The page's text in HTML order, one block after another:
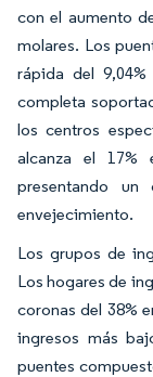
con el aumento
molares. Los
rápida del
completa
los centros
alcanza el 17%
presentando
envejecimiento.
Los grupos de
Los hogares de
coronas del 38%
ingresos más
puentes